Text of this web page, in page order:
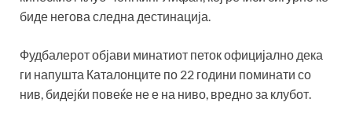
биде негова следна дестинација.
Фудбалерот објави минатиот петок официјално дека
ги напушта Каталонците по 22 години поминати со
нив, бидејќи повеќе не е на ниво, вредно за клубот.